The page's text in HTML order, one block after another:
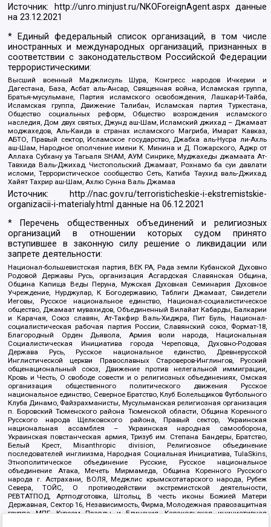
Источник: http://unro.minjust.ru/NKOForeignAgent.aspxданные
на23.12.2021
* Единый федеральный список организаций, в том числе
иностранных и международных организаций, признанных в
соответствии с законодательством Российской Федерации
террористическими:
Высший военный Маджлисуль Шура, Конгресс народов Ичкерии и
Дагестана, База, Асбат аль-Ансар, Священная война, Исламская группа,
Братья-мусульмане, Партия исламского освобождения, Лашкар-И-Тайба,
Исламская группа, Движение Талибан, Исламская партия Туркестана,
Общество социальных реформ, Общество возрождения исламского
наследия, Дом двух святых, Джунд аш-Шам, Исламский джихад – Джамаат
моджахедов, Аль-Каида в странах исламского Магриба, Имарат Кавказ,
АБТО, Правый сектор, Исламское государство, Джабха аль-Нусра ли-Ахль
аш-Шам, Народное ополчение имени К. Минина и Д. Пожарского, Аджр от
Аллаха Субхану уа Тагьаля SHAM, АУМ Синрике, Муджахеды джамаата Ат-
Тавхида Валь-Джихад, Чистопольский Джамаат, Рохнамо ба суи давлати
исломи, Террористическое сообщество Сеть, Катиба Таухид валь-Джихад,
Хайят Тахрир аш-Шам, Ахлю Сунна Валь Джамаа
Источник:
http://nac.gov.ru/terroristicheskie-i-ekstremistskie-
organizacii-i-materialy.html данные на06.12.2021
* Перечень общественных объединений и религиозных
организаций в отношении которых судом принято
вступившее в законную силу решение о ликвидации или
запрете деятельности:
Национал-большевистская партия, ВЕК РА, Рада земли Кубанской Духовно
Родовой Державы Русь, организация Асгардская Славянская Община,
Община Капища Веды Перуна, Мужская Духовная Семинария Духовное
Учреждение, Нурджулар, К Богодержавию, Таблиги Джамаат, Свидетели
Иеговы, Русское национальное единство, Национал-социалистическое
общество, Джамаат мувахидов, Объединенный Вилайат Кабарды, Балкарии
и Карачая, Союз славян, Ат-Такфир Валь-Хиджра, Пит Буль, Национал-
социалистическая рабочая партия России, Славянский союз, Формат-18,
Благородный Орден Дьявола, Армия воли народа, Национальная
Социалистическая Инициатива города Череповца, Духовно-Родовая
Держава Русь, Русское национальное единство, Древнерусской
Инглистической церкви Православных Староверов-Инглингов, Русский
общенациональный союз, Движение против нелегальной иммиграции,
Кровь и Честь, О свободе совести и о религиозных объединениях, Омская
организация общественного политического движения Русское
национальное единство, Северное Братство, Клуб Болельщиков Футбольного
Клуба Динамо, Файзрахманисты, Мусульманская религиозная организация
п. Боровский Тюменского района Тюменской области, Община Коренного
Русского народа Щелковского района, Правый сектор, Украинская
национальная ассамблея – Украинская народная самооборона,
Украинская повстанческая армия, Тризуб им. Степана Бандеры, Братство,
Белый Крест, Misanthropic division, Религиозное объединение
последователей инглиизма, Народная Социальная Инициатива, TulaSkins,
Этнополитическое объединение Русские, Русское национальное
объединение Атака, Мечеть Мирмамеда, Община Коренного Русского
народа г. Астрахани, ВОЛЯ, Меджлис крымскотатарского народа, Рубеж
Севера, ТОЙС, О противодействии экстремистской деятельности,
РЕВТАТПОД, Артподготовка, Штольц, В честь иконы Божией Матери
Державная, Сектор 16, Независимость, Фирма, Молодежная правозащитная
группа МПГ, Курсом Правды и Единения, Каракольская инициативная